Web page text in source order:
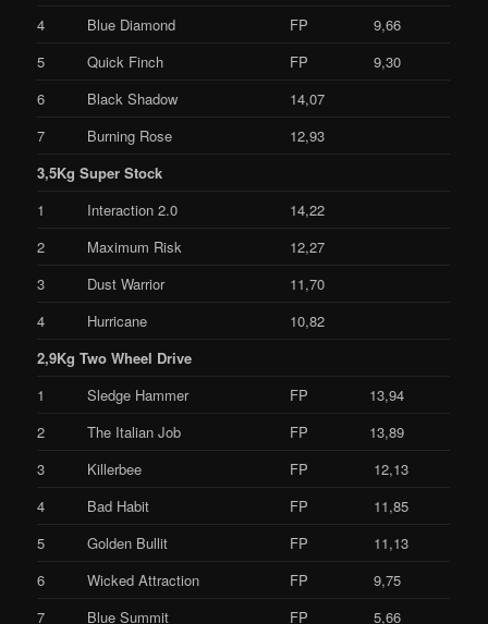
4
Blue Diamond FP
9,66
5
Quick Finch FP
9,30
6
Black Shadow
14,07
7
Burning Rose
12,93
3,5Kg Super Stock
1
Interaction 2.0
14,22
2
Maximum Risk
12,27
3
Dust Warrior
11,70
4
Hurricane
10,82
2,9Kg Two Wheel Drive
1
Sledge Hammer FP
13,94
2
The Italian Job FP
13,89
3
Killerbee FP
12,13
4
Bad Habit FP
11,85
5
Golden Bullit FP
11,13
6
Wicked Attraction FP
9,75
7
Blue Summit FP
5,66